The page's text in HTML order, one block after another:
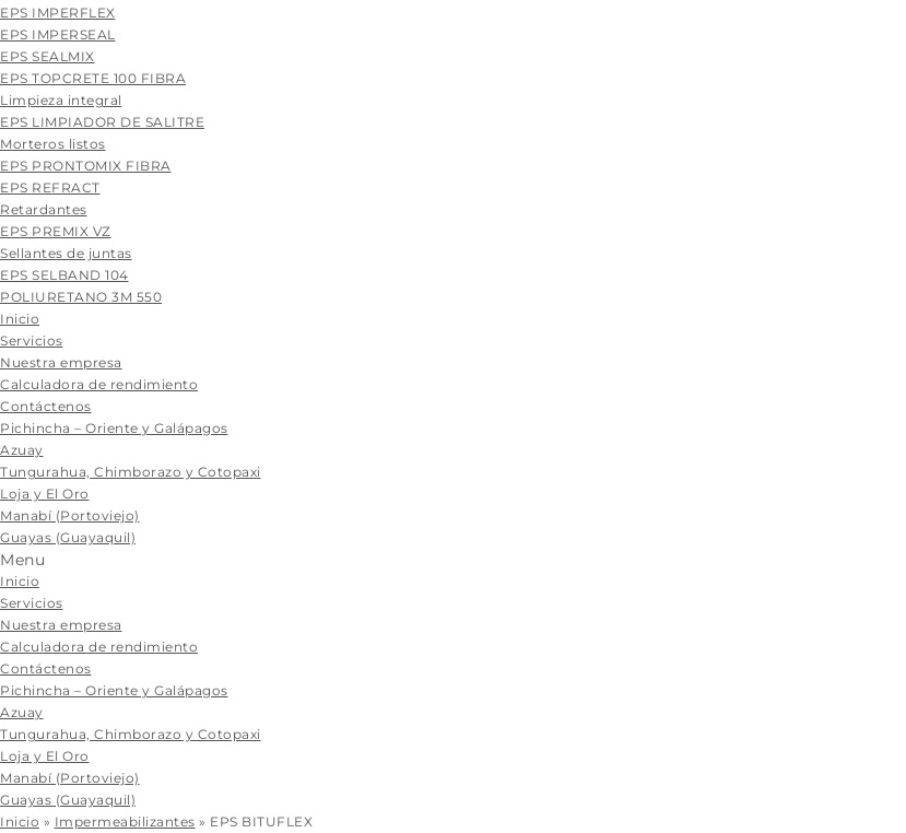
EPS IMPERFLEX
EPS IMPERSEAL
EPS SEALMIX
EPS TOPCRETE 100 FIBRA
Limpieza integral
EPS LIMPIADOR DE SALITRE
Morteros listos
EPS PRONTOMIX FIBRA
EPS REFRACT
Retardantes
EPS PREMIX VZ
Sellantes de juntas
EPS SELBAND 104
POLIURETANO 3M 550
Skip
to
content
Inicio
Servicios
Nuestra empresa
Calculadora de rendimiento
Contáctenos
Pichincha – Oriente y Galápagos
Azuay
Tungurahua, Chimborazo y Cotopaxi
Loja y El Oro
Manabí (Portoviejo)
Guayas (Guayaquil)
Menu
Inicio
Servicios
Nuestra empresa
Calculadora de rendimiento
Contáctenos
Pichincha – Oriente y Galápagos
Azuay
Tungurahua, Chimborazo y Cotopaxi
Loja y El Oro
Manabí (Portoviejo)
Guayas (Guayaquil)
Inicio » Impermeabilizantes » EPS BITUFLEX